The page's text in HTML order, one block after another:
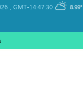
, GMT-14:47:30 8.99°